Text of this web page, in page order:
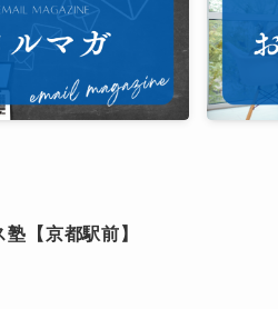
【京都駅前】